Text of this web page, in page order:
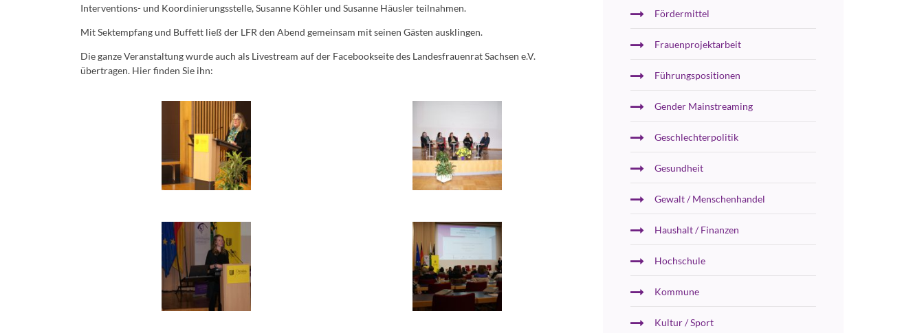
Interventions- und Koordinierungsstelle, Susanne Köhler und Susanne Häusler teilnahmen.
Mit Sektempfang und Buffett ließ der LFR den Abend gemeinsam mit seinen Gästen ausklingen.
Die ganze Veranstaltung wurde auch als Livestream auf der Facebookseite des Landesfrauenrat Sachsen e.V.
übertragen. Hier finden Sie ihn:
Fördermittel
Frauenprojektarbeit
Führungspositionen
Gender Mainstreaming
Geschlechterpolitik
Gesundheit
Gewalt / Menschenhandel
Haushalt / Finanzen
Hochschule
Kommune
Kultur / Sport